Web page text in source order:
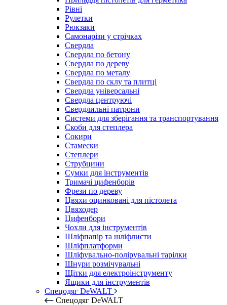
Рівні
Рулетки
Рюкзаки
Самонарізи у стрічках
Свердла
Свердла по бетону
Свердла по дереву
Свердла по металу
Свердла по склу та плитці
Свердла універсальні
Свердла центруючі
Свердлильні патрони
Системи для зберігання та транспортування
Скоби для степлера
Сокири
Стамески
Степлери
Струбцини
Сумки для інструментів
Тримачі цифенборів
Фрези по дереву
Цвяхи оцинковані для пістолета
Цвяходер
Цифенбори
Чохли для інструментів
Шліфпапір та шліфлисти
Шліфплатформи
Шліфувально-полірувальні тарілки
Шнури розмічувальні
Щітки для електроінструменту
Ящики для інструментів
Спецодяг DeWALT
Спецодяг DeWALT